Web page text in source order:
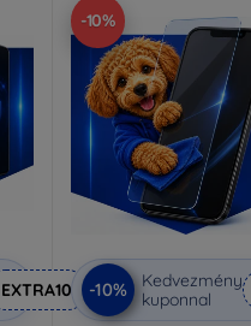
EXTRA10
-10%
-10%
Kedvezmény
kuponnal